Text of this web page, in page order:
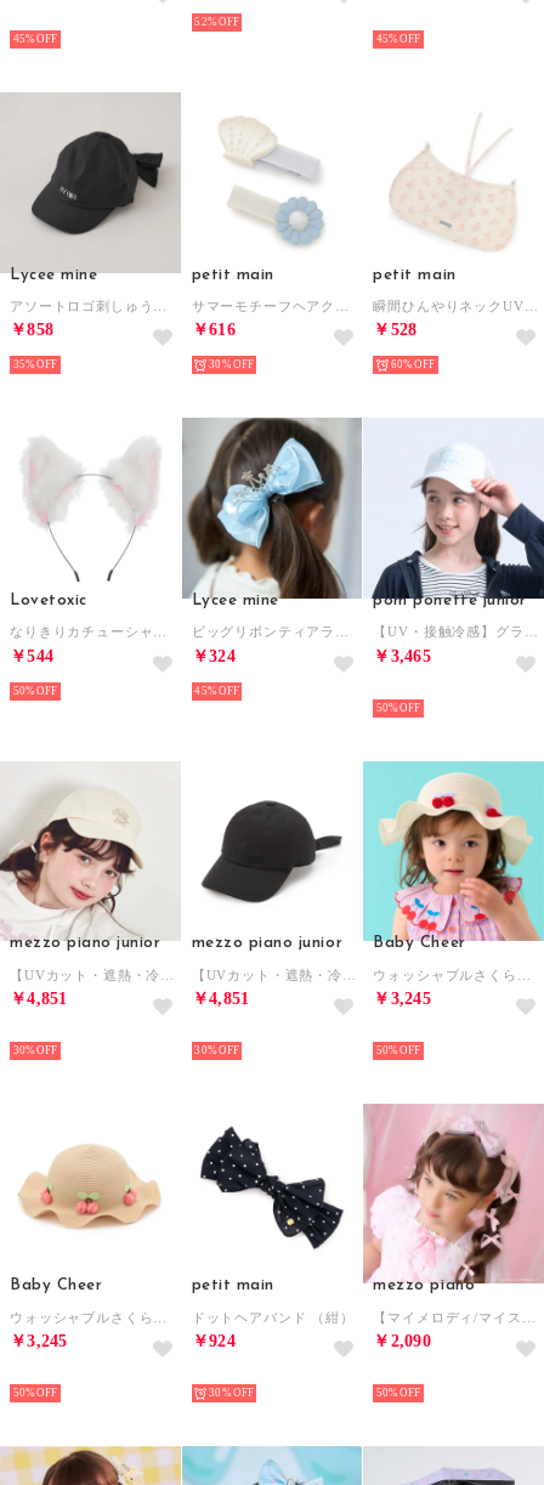
45%
52%
45%
Lycee mine
￥858
35%
petit main
￥616
30%
petit main
￥528
60%
Lovetoxic
￥544
50%
Lycee mine
￥324
45%
pom ponette junior
￥3,465
50%
mezzo piano junior
￥4,851
30%
mezzo piano junior
￥4,851
30%
Baby Cheer
￥3,245
50%
Baby Cheer
￥3,245
50%
petit main
ドットヘアバンド （紺）
￥924
30%
mezzo piano
￥2,090
50%